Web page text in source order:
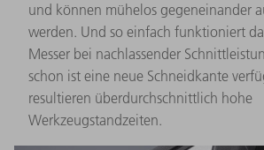
und können mühelos gegeneinander
werden. Und so einfach funktioniert
Messer bei nachlassender
schon ist eine neue Schneidkante
resultieren überdurchschnittlich hohe
Werkzeugstandzeiten.